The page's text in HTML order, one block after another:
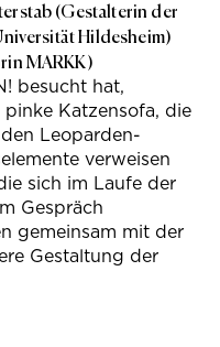
(Gestalterin der
Hildesheim)
MARKK)
besucht hat,
Katzensofa, die
Leoparden-
verweisen
sich im Laufe der
Gespräch
gemeinsam mit der
Gestaltung der